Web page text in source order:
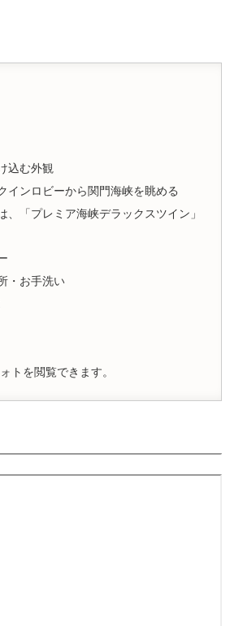
込む外観
インロビーから関門海峡を眺める
、「プレミア海峡デラックスツイン」
・お手洗い
トを閲覧できます。